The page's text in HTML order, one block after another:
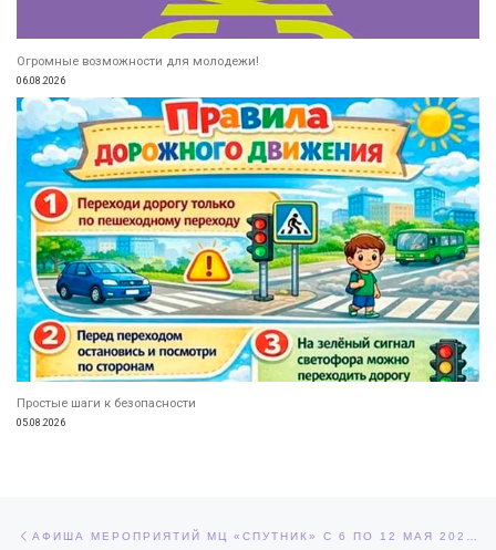
Огромные возможности для молодежи!
06.08.2026
Простые шаги к безопасности
05.08.2026